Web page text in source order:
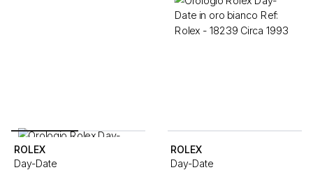
ROLEX
Day-Date
ROLEX
Day-Date